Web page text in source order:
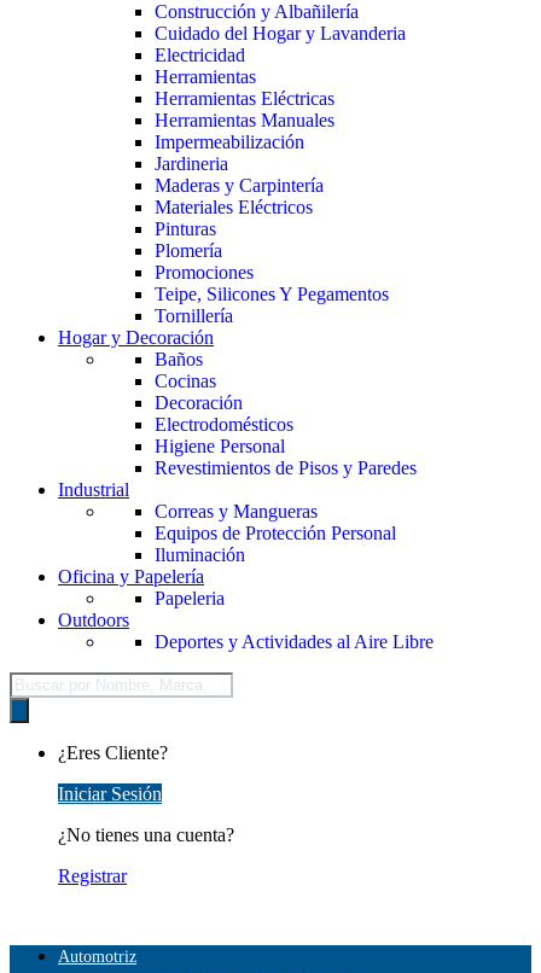
Construcción y Albañilería
Cuidado del Hogar y Lavanderia
Electricidad
Herramientas
Herramientas Eléctricas
Herramientas Manuales
Impermeabilización
Jardineria
Maderas y Carpintería
Materiales Eléctricos
Pinturas
Plomería
Promociones
Teipe, Silicones Y Pegamentos
Tornillería
Hogar y Decoración
Baños
Cocinas
Decoración
Electrodomésticos
Higiene Personal
Revestimientos de Pisos y Paredes
Industrial
Correas y Mangueras
Equipos de Protección Personal
Iluminación
Oficina y Papelería
Papeleria
Outdoors
Deportes y Actividades al Aire Libre
Búsqueda
de
productos
¿Eres Cliente?
Iniciar Sesión
¿No tienes una cuenta?
Registrar
Automotriz